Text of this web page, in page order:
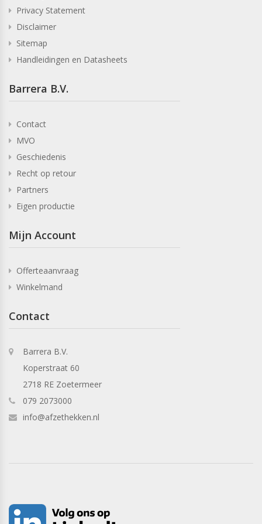
Privacy Statement
Disclaimer
Sitemap
Handleidingen en Datasheets
Barrera B.V.
Contact
MVO
Geschiedenis
Recht op retour
Partners
Eigen productie
Mijn Account
Offerteaanvraag
Winkelmand
Contact
Barrera B.V.
Koperstraat 60
2718 RE Zoetermeer
079 2073000
info@afzethekken.nl